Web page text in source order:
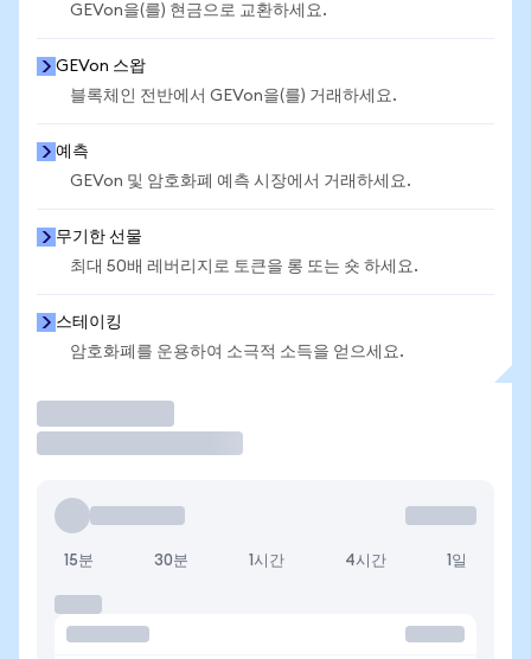
GEVon을(를) 현금으로 교환하세요.
GEVon 스왑
블록체인 전반에서 GEVon을(를) 거래하세요.
예측
GEVon 및 암호화폐 예측 시장에서 거래하세요.
무기한 선물
최대 50배 레버리지로 토큰을 롱 또는 숏 하세요.
스테이킹
암호화폐를 운용하여 소극적 소득을 얻으세요.
15분 30분 1시간 4시간 1일